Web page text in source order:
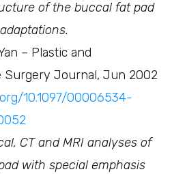
of the buccal fat pad
– Plastic and
Surgery Journal, Jun 2002
10.1097/00006534-
CT and MRI analyses of
with special emphasis